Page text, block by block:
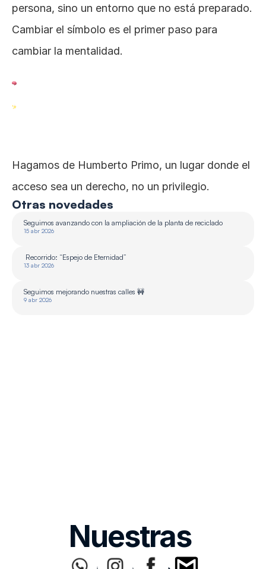
Otras novedades
Seguimos avanzando con la ampliación de la planta de reciclado
15 abr 2026
Recorrido: “Espejo de Eternidad”
13 abr 2026
Seguimos mejorando nuestras calles 🚧
9 abr 2026
persona, sino un entorno que no está preparado.
Cambiar el símbolo es el primer paso para
cambiar la mentalidad.
Hagamos de Humberto Primo, un lugar donde el
acceso sea un derecho, no un privilegio.
Nuestras